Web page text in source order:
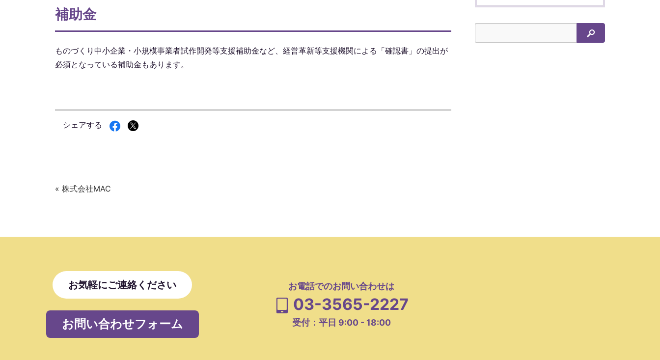
補助金
ものづくり中小企業・小規模事業者試作開発等支援補助金など、経営革新等支援機関による「確認書」の提出が
必須となっている補助金もあります。
シェアする
« 株式会社MAC
検索
お気軽にご連絡ください
お問い合わせフォーム
お電話でのお問い合わせは
03-3565-2227
受付：平日 9:00 - 18:00